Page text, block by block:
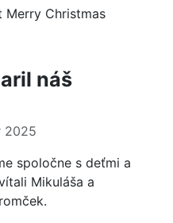
náš
2025
spoločne s deťmi a
Mikuláša a